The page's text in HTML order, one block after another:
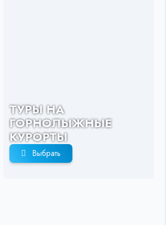
ТУРЫ НА
ГОРНОЛЫЖНЫЕ
КУРОРТЫ
Выбрать